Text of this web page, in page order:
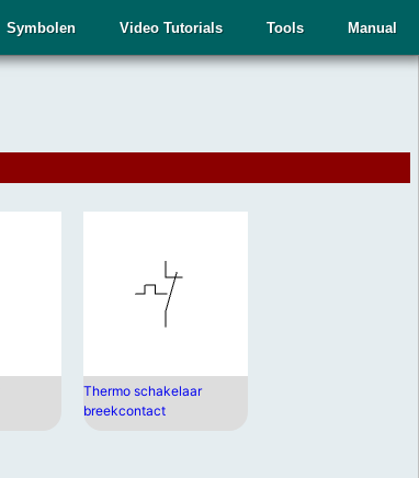
Manual
Tools
Video Tutorials
Symbolen
Thermo schakelaar
breekcontact